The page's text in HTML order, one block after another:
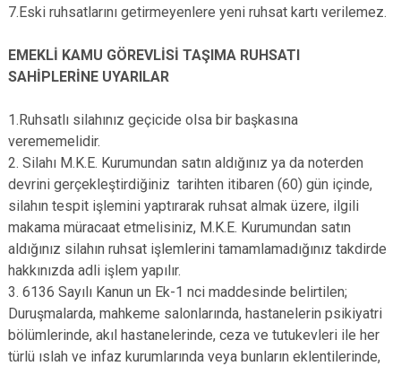
7.Eski ruhsatlarını getirmeyenlere yeni ruhsat kartı verilemez.
EMEKLİ KAMU GÖREVLİSİ TAŞIMA RUHSATI
SAHİPLERİNE UYARILAR
1.Ruhsatlı silahınız geçicide olsa bir başkasına
verememelidir.
2. Silahı M.K.E. Kurumundan satın aldığınız ya da noterden
devrini gerçekleştirdiğiniz tarihten itibaren (60) gün içinde,
silahın tespit işlemini yaptırarak ruhsat almak üzere, ilgili
makama müracaat etmelisiniz, M.K.E. Kurumundan satın
aldığınız silahın ruhsat işlemlerini tamamlamadığınız takdirde
hakkınızda adli işlem yapılır.
3. 6136 Sayılı Kanun un Ek-1 nci maddesinde belirtilen;
Duruşmalarda, mahkeme salonlarında, hastanelerin psikiyatri
bölümlerinde, akıl hastanelerinde, ceza ve tutukevleri ile her
türlü ıslah ve infaz kurumlarında veya bunların eklentilerinde,